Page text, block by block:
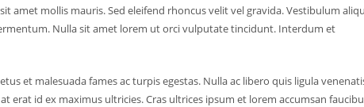
amet mollis mauris. Sed eleifend rhoncus velit vel gravida. Vestibulum
Nulla sit amet lorem ut orci vulputate tincidunt. Interdum et
et malesuada fames ac turpis egestas. Nulla ac libero quis ligula
erat id ex maximus ultricies. Cras ultrices ipsum et lorem accumsan